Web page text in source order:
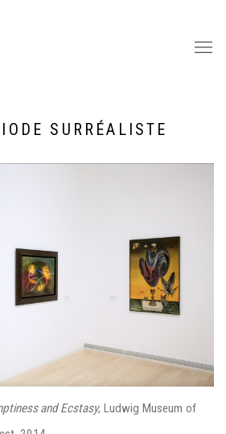
SURRÉALISTE
and Ecstasy, Ludwig Museum of